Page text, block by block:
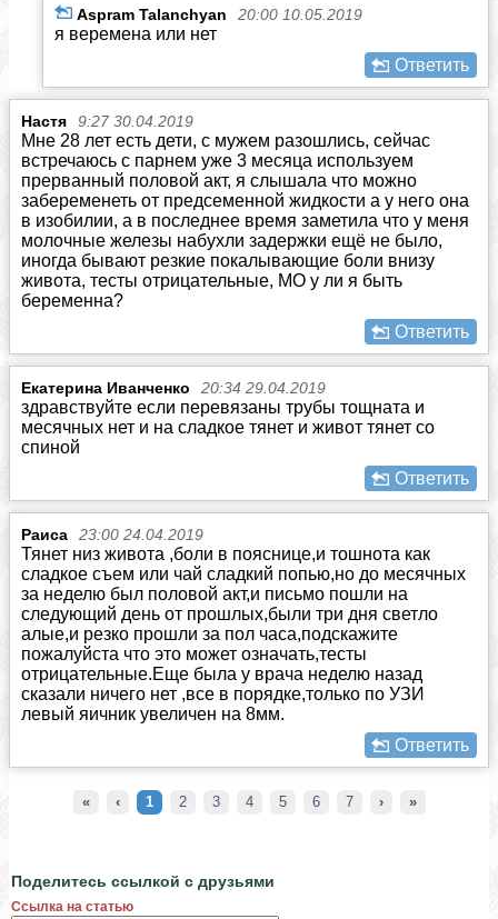
Aspram Talanchyan 20:00 10.05.2019
я веремена или нет
Ответить
Настя 9:27 30.04.2019
Мне 28 лет есть дети, с мужем разошлись, сейчас
встречаюсь с парнем уже 3 месяца используем
прерванный половой акт, я слышала что можно
забеременеть от предсеменной жидкости а у него она
в изобилии, а в последнее время заметила что у меня
молочные железы набухли задержки ещё не было,
иногда бывают резкие покалывающие боли внизу
живота, тесты отрицательные, МО у ли я быть
беременна?
Ответить
Екатерина Иванченко 20:34 29.04.2019
здравствуйте если перевязаны трубы тощната и
месячных нет и на сладкое тянет и живот тянет со
спиной
Ответить
Раиса 23:00 24.04.2019
Тянет низ живота ,боли в пояснице,и тошнота как
сладкое съем или чай сладкий попью,но до месячных
за неделю был половой акт,и письмо пошли на
следующий день от прошлых,были три дня светло
алые,и резко прошли за пол часа,подскажите
пожалуйста что это может означать,тесты
отрицательные.Еще была у врача неделю назад
сказали ничего нет ,все в порядке,только по УЗИ
левый яичник увеличен на 8мм.
Ответить
« ‹ 1 2 3 4 5 6 7 › »
Поделитесь ссылкой с друзьями
Ссылка на статью